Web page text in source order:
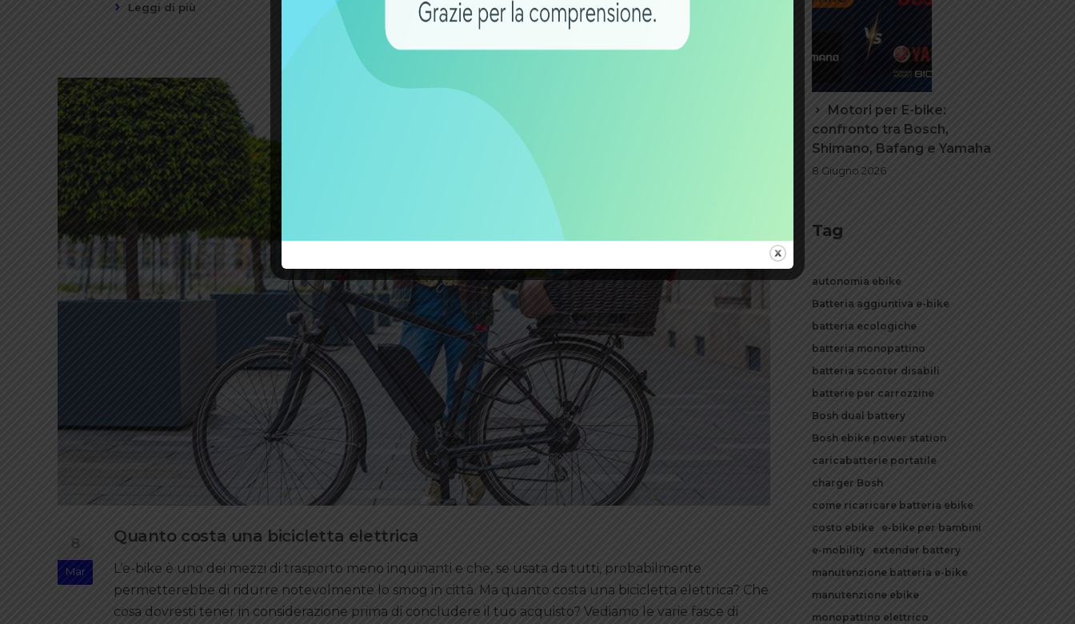
Leggi di più
8
Mar
Quanto costa una bicicletta elettrica
L’e-bike è uno dei mezzi di trasporto meno inquinanti e che, se usata da tutti, probabilmente
permetterebbe di ridurre notevolmente lo smog in città. Ma quanto costa una bicicletta elettrica? Che
cosa dovresti tener in considerazione prima di concludere il tuo acquisto? Vediamo le varie fasce di
Motori per E-bike:
confronto tra Bosch,
Shimano, Bafang e Yamaha
8 Giugno 2026
Tag
autonomia ebike
Batteria aggiuntiva e-bike
batteria ecologiche
batteria monopattino
batteria scooter disabili
batterie per carrozzine
Bosh dual battery
Bosh ebike power station
caricabatterie portatile
charger Bosh
come ricaricare batteria ebike
costo ebike
e-bike per bambini
e-mobility
extender battery
manutenzione batteria e-bike
manutenzione ebike
monopattino elettrico